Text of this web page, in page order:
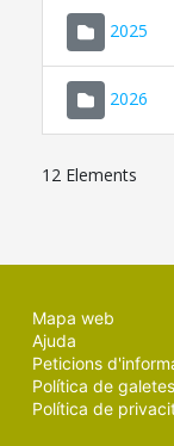
2025
2026
12 Elements
Mapa web
Ajuda
Peticions
Política de galetes
Política de